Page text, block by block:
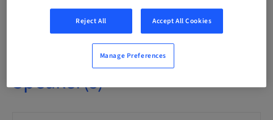
Seats availability
15 available
Speaker(s)
Reject All Accept All Cookies
Manage Preferences